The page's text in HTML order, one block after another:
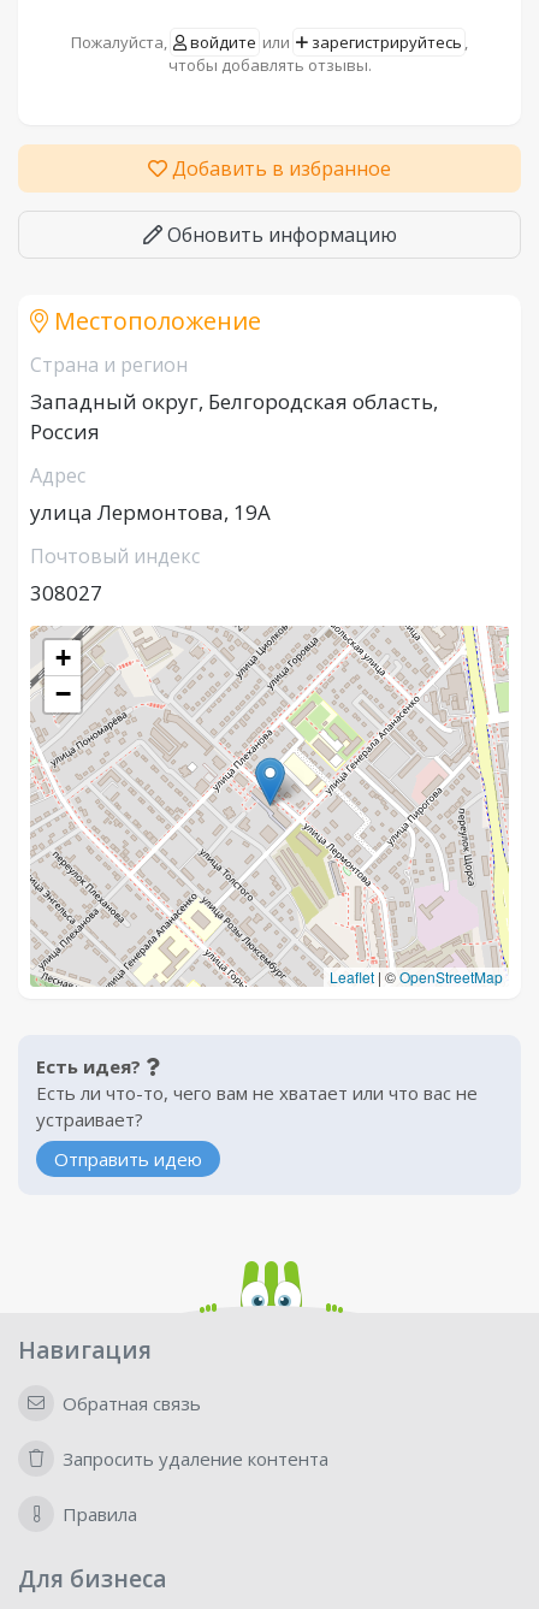
Пожалуйста, войдите или зарегистрируйтесь ,
чтобы добавлять отзывы.
Добавить в избранное
Обновить информацию
Местоположение
Страна и регион
Западный округ, Белгородская область,
Россия
Адрес
улица Лермонтова, 19А
Почтовый индекс
308027
+
−
Leaflet | ©OpenStreetMap
Есть идея?
Есть ли что-то, чего вам не хватает или что вас не
устраивает?
Отправить идею
Навигация
Обратная связь
Запросить удаление контента
Правила
Для бизнеса